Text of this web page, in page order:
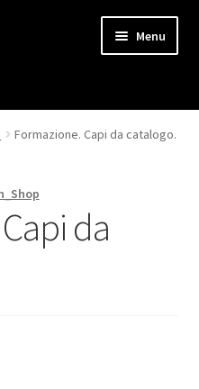
Menu
Formazione. Capi da catalogo.
da